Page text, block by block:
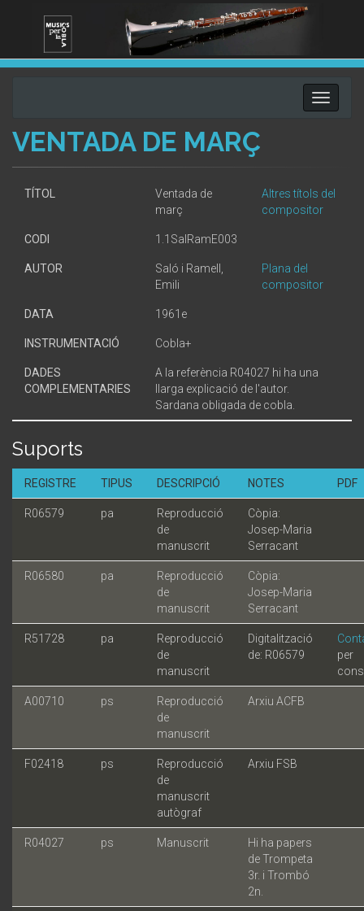
Toggle
VENTADA DE MARÇ
TÍTOL
Ventada de
març
Altres títols del
compositor
CODI 1.1SalRamE003
AUTOR
Saló i Ramell,
Emili
Plana del
compositor
DATA 1961e
INSTRUMENTACIÓ Cobla+
DADES
COMPLEMENTARIES
A la referència R04027 hi ha una
llarga explicació de l'autor.
Sardana obligada de cobla.
Suports
REGISTRE TIPUS DESCRIPCIÓ NOTES PDF
R06579 pa
Reproducció
de
manuscrit
Còpia:
Josep-Maria
Serracant
R06580 pa
Reproducció
de
manuscrit
Còpia:
Josep-Maria
Serracant
R51728 pa
Reproducció
de
manuscrit
Digitalització
de: R06579
per
A00710 ps
Reproducció
de
manuscrit
Arxiu ACFB
F02418 ps
Reproducció
de
manuscrit
autògraf
Arxiu FSB
R04027 ps Manuscrit
Hi ha papers
de Trompeta
3r. i Trombó
2n.